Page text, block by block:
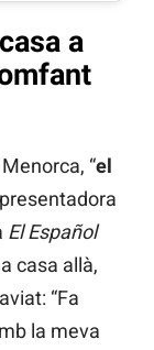
a
“el
El Español
casa allà,
“Fa
la meva